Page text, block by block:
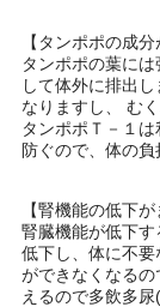
【タンポポの成
タンポポの葉に
して体外に排出
なりますし、 む
タンポポＴ－１
防ぐので、体の負
【腎機能の低下が
腎臓機能が低下
低下し、体に不
ができなくなる
えるので多飲多